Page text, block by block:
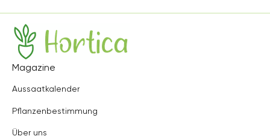
Hortica
Magazine
Aussaatkalender
Pflanzenbestimmung
Über uns